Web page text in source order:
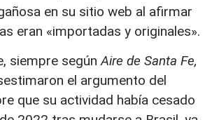
en su sitio web al afirmar
eran «importadas y originales».
siempre segúnAire de Santa Fe,
el argumento del
que su actividad había cesado